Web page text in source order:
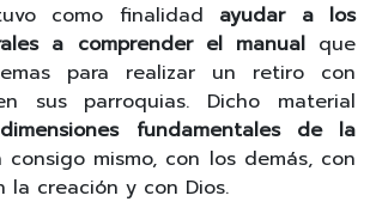
como finalidad ayudar a los
a comprender el manualque
para realizar un retiro con
sus parroquias. Dicho material
fundamentales de la
consigo mismo, con los demás, con
la creación y con Dios.